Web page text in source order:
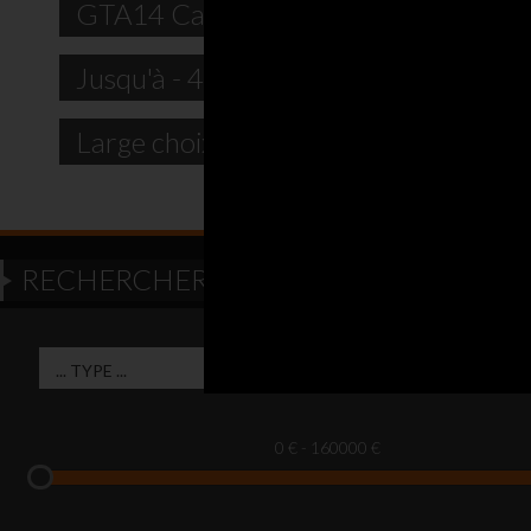
RECHERCHER UN VÉHICULE SUR PARC
0 € - 160000 €